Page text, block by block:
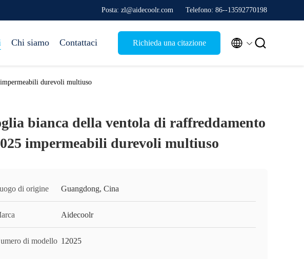
Posta: zl@aidecoolr.com Telefono: 86--13592770198
Chi siamo Contattaci Richieda una citazione  
durevoli multiuso
bianca della ventola di raffreddamento
impermeabili durevoli multiuso
di origine Guangdong, Cina
Aidecoolr
di modello 12025